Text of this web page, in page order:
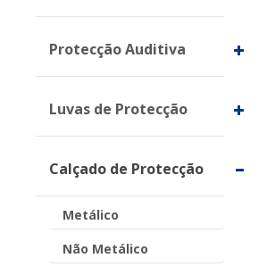
Protecção Auditiva
Luvas de Protecção
Calçado de Protecção
Metálico
Não Metálico